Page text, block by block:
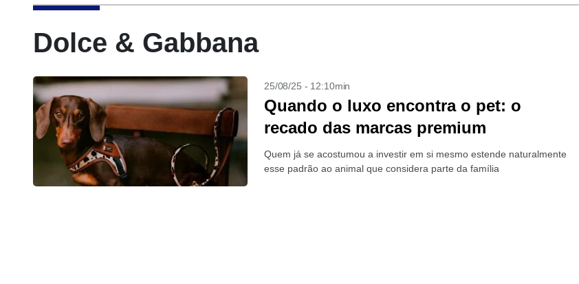
Dolce & Gabbana
25/08/25 - 12:10min
Quando o luxo encontra o pet: o
recado das marcas premium
Quem já se acostumou a investir em si mesmo estende naturalmente
esse padrão ao animal que considera parte da família